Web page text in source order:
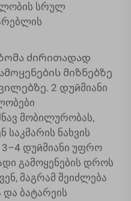
სრულ
ძირითადად
მიზნებზე
2 დუйმიანი
მობილურობას,
საკმარის ნახვის
3–4 დუйმიანი უფრო
გამოყენების დროს
მაგრამ შეიძლება
ბატარეის